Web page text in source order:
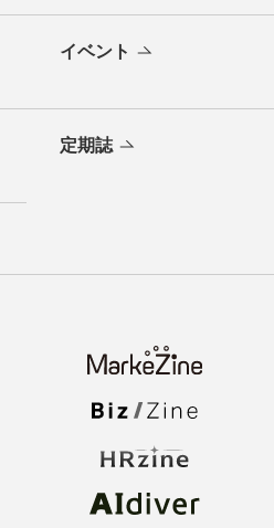
イベント
定期誌